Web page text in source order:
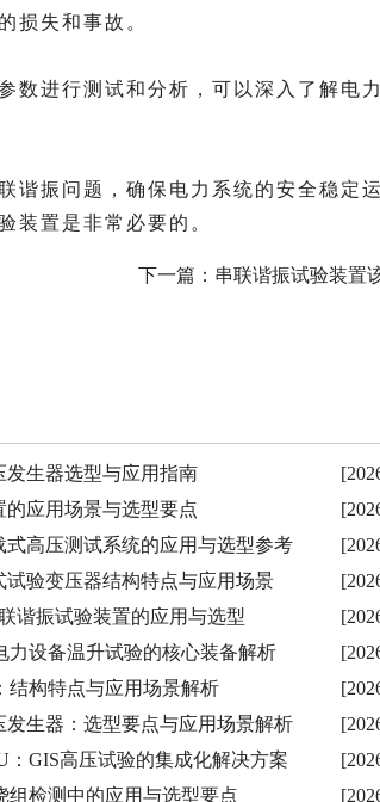
损失和事故。
进行测试和分析，可以深入了解电
振问题，确保电力系统的安全稳定
装置是非常必要的。
下一篇： 串联谐振试验装置
发生器选型与应用指南
的应用场景与选型要点
式高压测试系统的应用与选型参考
试验变压器结构特点与应用场景
谐振试验装置的应用与选型
力设备温升试验的核心装备解析
结构特点与应用场景解析
发生器：选型要点与应用场景解析
：GIS高压试验的集成化解决方案
组检测中的应用与选型要点